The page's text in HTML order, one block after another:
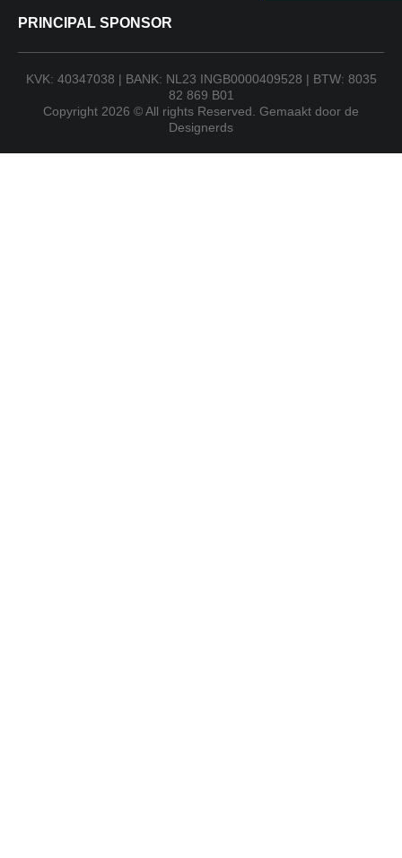
PRINCIPAL SPONSOR
KVK: 40347038 | BANK: NL23 INGB0000409528 | BTW: 8035
82 869 B01
Copyright 2026 © All rights Reserved. Gemaakt door de
Designerds